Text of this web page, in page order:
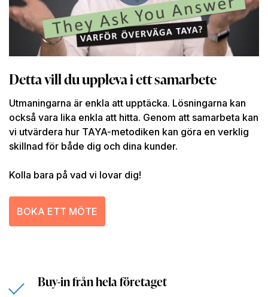
Detta vill du uppleva i ett samarbete
Utmaningarna är enkla att upptäcka. Lösningarna kan
också vara lika enkla att hitta. Genom att samarbeta kan
vi utvärdera hur TAYA-metodiken kan göra en verklig
skillnad för både dig och dina kunder.
Kolla bara på vad vi lovar dig!
BOKA ETT MÖTE
Buy-in från hela företaget